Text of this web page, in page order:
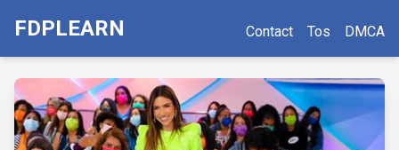
FDPLEARN Contact Tos DMCA